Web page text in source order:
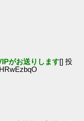
がお送りします[] 投